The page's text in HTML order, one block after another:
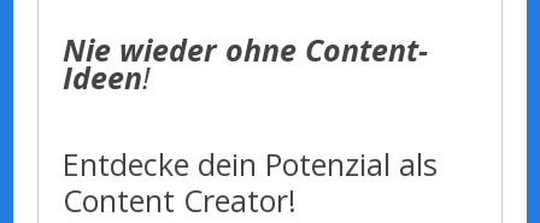
Nie wieder ohne Content-
Ideen!
Entdecke dein Potenzial als
Content Creator!